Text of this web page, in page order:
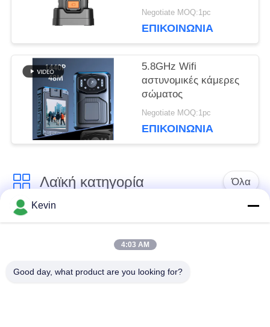
ΠΡΟΣΦΟΡΆ
SITEMAP
ΠΟΛΙΤΙΚΉ
ΑΠΟΡΡΉΤΟΥ
για δύσκολες
βαθμούς C έως 55
Negotiate MOQ:1pc
ΕΠΙΚΟΙΝΩΝΊΑ
5.8GHz Wifi
αστυνομικές κάμερες
σώματος
Negotiate MOQ:1pc
ΕΠΙΚΟΙΝΩΝΊΑ
Λαϊκή κατηγορία Όλα
Φορεμένες
Κάμερες σώματος
αστυνομίας
4G φορεμένη σώμα
Κάμερα κρανών
Kevin
4:03 AM
Good day, what product are you looking for?